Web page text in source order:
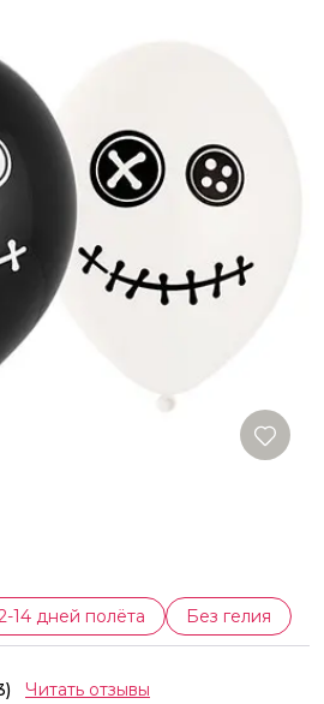
14 дней полёта Без гелия
Читать отзывы